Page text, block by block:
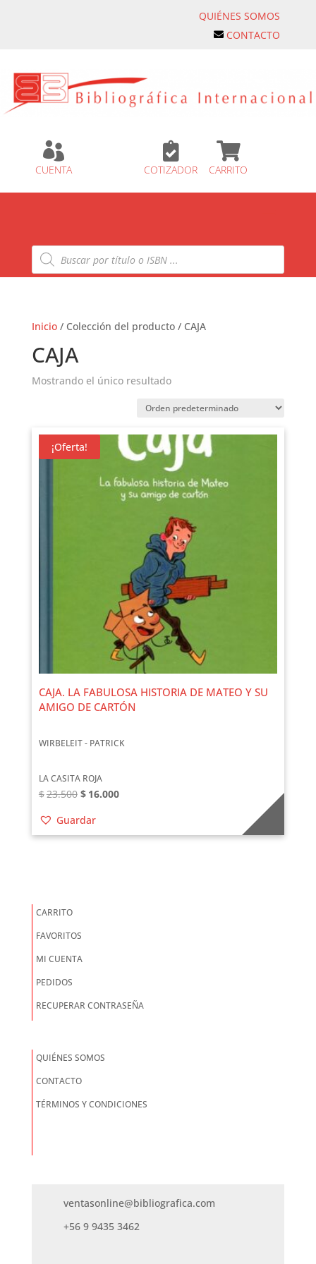
QUIÉNES SOMOS
CONTACTO

CUENTA

COTIZADOR

CARRITO
Búsqueda
de
productos
Inicio/ Colección del producto / CAJA
CAJA
Mostrando el único resultado
¡Oferta!
CAJA. LA FABULOSA HISTORIA DE MATEO Y SU
AMIGO DE CARTÓN
WIRBELEIT - PATRICK
LA CASITA ROJA
$23.500 El
original
era:
$ 16.000El
es:
Guardar
CARRITO
FAVORITOS
MI CUENTA
PEDIDOS
RECUPERAR CONTRASEÑA
QUIÉNES SOMOS
CONTACTO
TÉRMINOS Y CONDICIONES
ventasonline@bibliografica.com
+56 9 9435 3462